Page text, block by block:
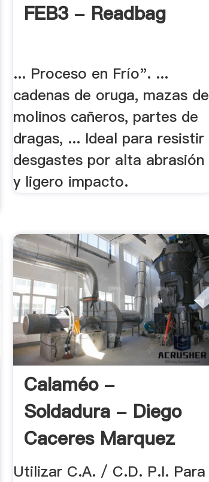
FEB3 - Readbag
... Proceso en Frío". ...
cadenas de oruga, mazas de
molinos cañeros, partes de
dragas, ... Ideal para resistir
desgastes por alta abrasión
y ligero impacto.
Calaméo -
Soldadura - Diego
Caceres Marquez
Utilizar C.A. / C.D. P.I. Para